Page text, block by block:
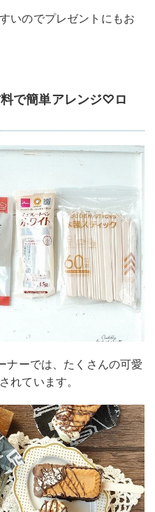
いのでプレゼントにもお
で簡単アレンジ♡ロ
ナーでは、たくさんの可愛
れています。